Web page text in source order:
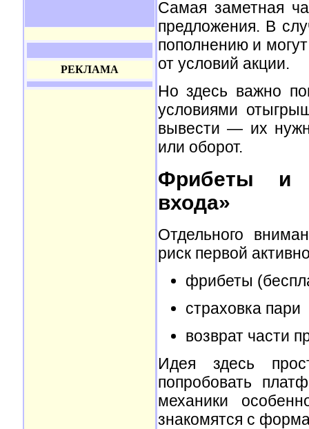
РЕКЛАМА
Самая заметная
предложения. В
пополнению и
от условий акции.
Но здесь важно
условиями
вывести — их
или оборот.
Фрибеты и
входа»
Отдельного
риск первой
фрибеты
страховка пари
возврат части
Идея здесь
попробовать
механики
знакомятся с